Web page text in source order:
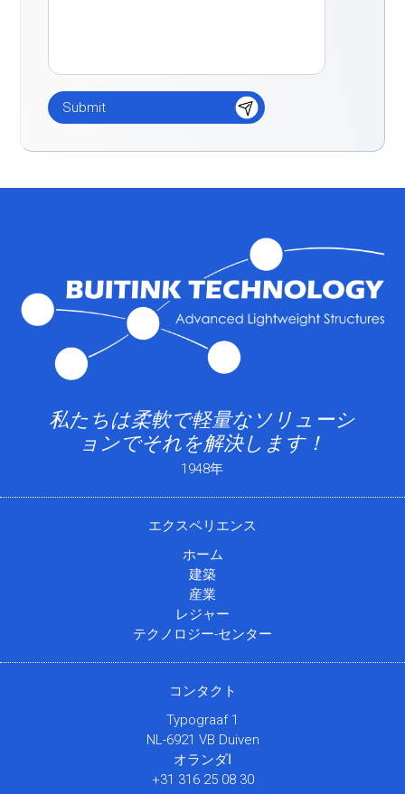
私たちは柔軟で軽量なソリューシ
ョンでそれを解決します！
1948年
エクスペリエンス
ホーム
建築
産業
レジャー
テクノロジー-センター
コンタクト
Typograaf 1
NL-6921 VB Duiven
オランダا
+31 316 25 08 30